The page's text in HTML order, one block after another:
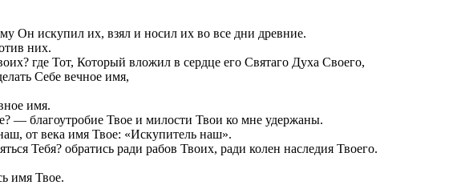
Он искупил их, взял и носил их во все дни древние.
них.
где Тот, Который вложил в сердце его Святаго Духа Своего,
Себе вечное имя,
имя.
— благоутробие Твое и милости Твои ко мне удержаны.
от века имя Твое: «Искупитель наш».
Тебя? обратись ради рабов Твоих, ради колен наследия Твоего.
имя Твое.